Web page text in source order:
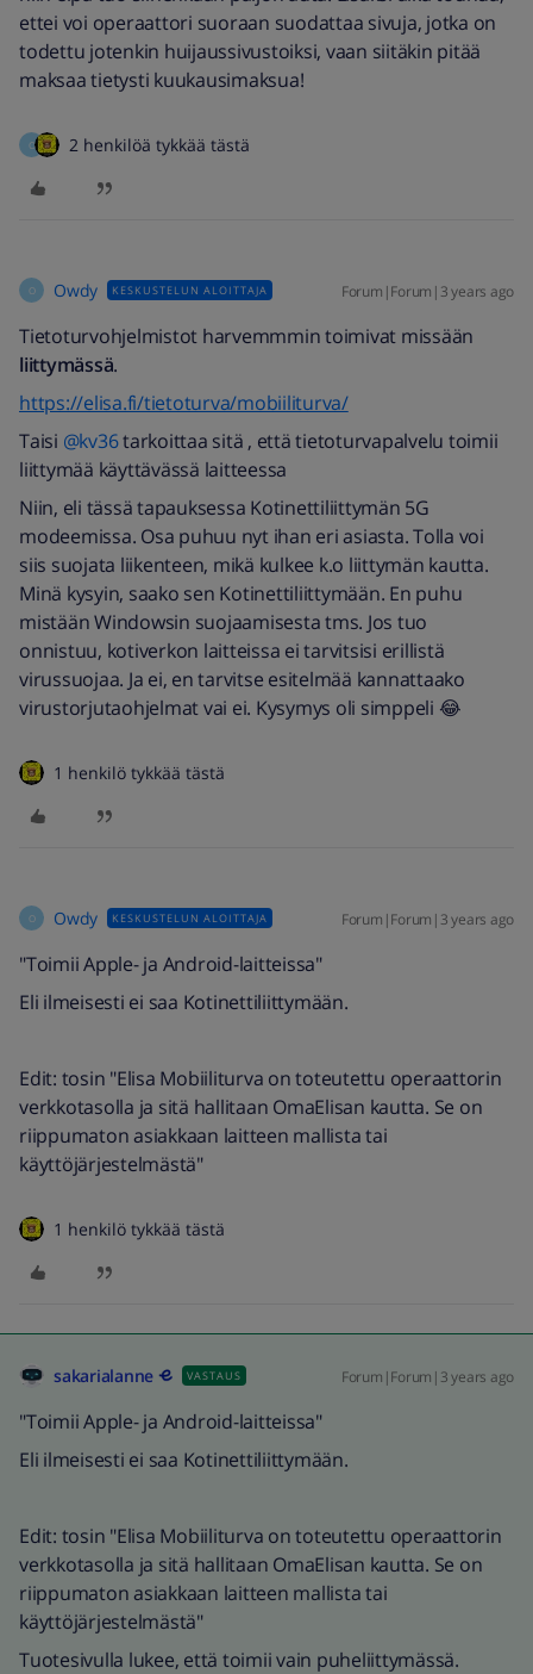
ettei voi operaattori suoraan suodattaa sivuja, jotka on
todettu jotenkin huijaussivustoiksi, vaan siitäkin pitää
maksaa tietysti kuukausimaksua!
O 2 henkilöä tykkää tästä
O Owdy KESKUSTELUN ALOITTAJA Forum|Forum|3 years ago
Tietoturvohjelmistot harvemmmin toimivat missään
liittymässä.
https://elisa.fi/tietoturva/mobiiliturva/
Taisi @kv36tarkoittaa sitä , että tietoturvapalvelu toimii
liittymää käyttävässä laitteessa
Niin, eli tässä tapauksessa Kotinettiliittymän 5G
modeemissa. Osa puhuu nyt ihan eri asiasta. Tolla voi
siis suojata liikenteen, mikä kulkee k.o liittymän kautta.
Minä kysyin, saako sen Kotinettiliittymään. En puhu
mistään Windowsin suojaamisesta tms. Jos tuo
onnistuu, kotiverkon laitteissa ei tarvitsisi erillistä
virussuojaa. Ja ei, en tarvitse esitelmää kannattaako
virustorjutaohjelmat vai ei. Kysymys oli simppeli 😂
1 henkilö tykkää tästä
O Owdy KESKUSTELUN ALOITTAJA Forum|Forum|3 years ago
"Toimii Apple- ja Android-laitteissa"
Eli ilmeisesti ei saa Kotinettiliittymään.
Edit: tosin "Elisa Mobiiliturva on toteutettu operaattorin
verkkotasolla ja sitä hallitaan OmaElisan kautta. Se on
riippumaton asiakkaan laitteen mallista tai
käyttöjärjestelmästä"
1 henkilö tykkää tästä
sakarialanne VASTAUS Forum|Forum|3 years ago
"Toimii Apple- ja Android-laitteissa"
Eli ilmeisesti ei saa Kotinettiliittymään.
Edit: tosin "Elisa Mobiiliturva on toteutettu operaattorin
verkkotasolla ja sitä hallitaan OmaElisan kautta. Se on
riippumaton asiakkaan laitteen mallista tai
käyttöjärjestelmästä"
Tuotesivulla lukee, että toimii vain puheliittymässä.